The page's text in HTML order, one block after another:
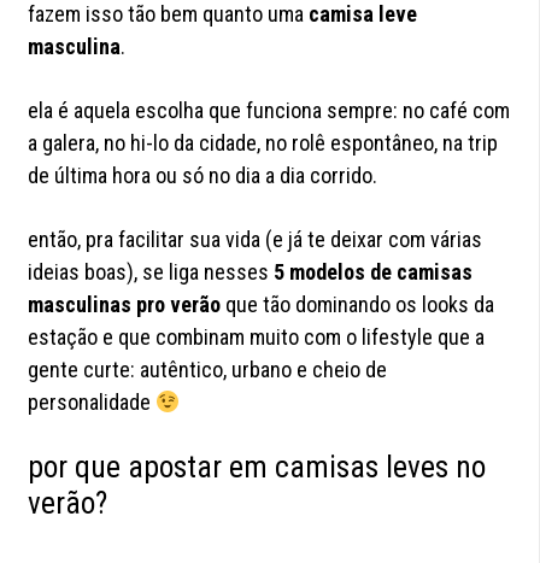
fazem isso tão bem quanto uma camisa leve
masculina.
ela é aquela escolha que funciona sempre: no café com
a galera, no hi-lo da cidade, no rolê espontâneo, na trip
de última hora ou só no dia a dia corrido.
então, pra facilitar sua vida (e já te deixar com várias
ideias boas), se liga nesses 5 modelos de camisas
masculinas pro verão que tão dominando os looks da
estação e que combinam muito com o lifestyle que a
gente curte: autêntico, urbano e cheio de
personalidade
por que apostar em camisas leves no
verão?